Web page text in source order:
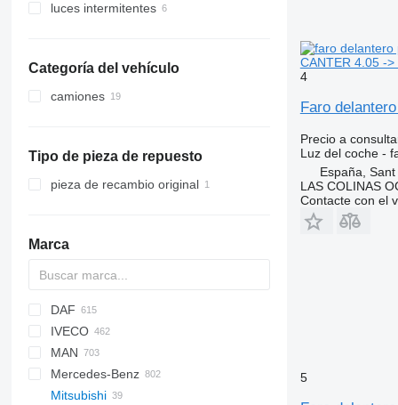
luces intermitentes
Categoría del vehículo
camiones
Tipo de pieza de repuesto
pieza de recambio original
Marca
A-series
Q-series
1-Series
3-Series
4-Series
7-Series
M-Series
Futura
Magiq
Silverado
Berlingo
C-series
Jumper
Jumpy
Xsara
DAF
CF
LF
XD
XF
500-series
500
Doblo
Ducato
Fiorino
2000
Courier
Escort
F-MAX
H-series
IVECO
Crossway
Daily
EuroCargo
Axer
Citelis
Crossway
Century
I-series
XF
Carnival
Rio
Defender
LTM
MAN
A-series
F90
6
12
Mercedes-Benz
A-Class
Mitsubishi
CANTER 4.05 ->
4
Faro
Precio a
Luz del coche -
España,
LAS COLINAS
Contacte con el
5